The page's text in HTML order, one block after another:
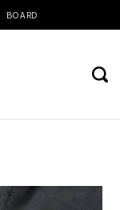
BOARD